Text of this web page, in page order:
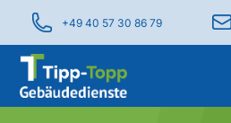
+49 40 57 30 86 79